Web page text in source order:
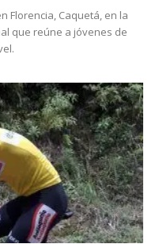
Florencia, Caquetá, en la
que reúne a jóvenes de